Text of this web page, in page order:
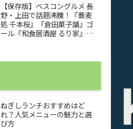
【保存版】ベスコングルメ 長
野・上田で話題沸騰！『蕎麦
処 千本桜』『倉田菓子舗』ゴ
ール『和食居酒屋 るり家』焼
ねぎしランチおすすめはど
れ？人気メニューの魅力と選
び方